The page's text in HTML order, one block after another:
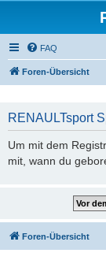
FAQ
Foren-Übersicht
RENAULTsport
Um mit dem
mit, wann du
Foren-Übersicht